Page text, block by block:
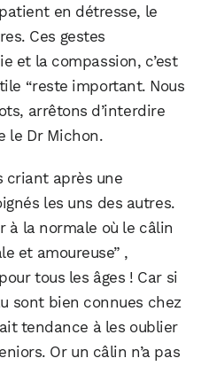
en détresse, le
Ces gestes
et la compassion, c’est
“reste important. Nous
arrêtons d’interdire
le Dr Michon.
criant après une
les uns des autres.
à la normale où le câlin
et amoureuse” ,
tous les âges ! Car si
sont bien connues chez
tendance à les oublier
Or un câlin n’a pas